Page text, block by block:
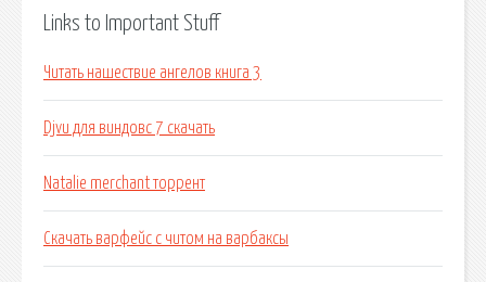
Links to Important Stuff
Читать нашествие ангелов книга 3
Djvu для виндовс 7 скачать
Natalie merchant торрент
Скачать варфейс с читом на варбаксы